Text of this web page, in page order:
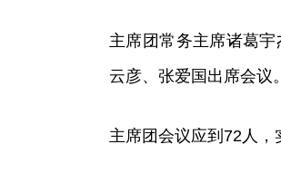
主席团常务主席诸葛
云彦、张爱国出席会议。
主席团会议应到72人